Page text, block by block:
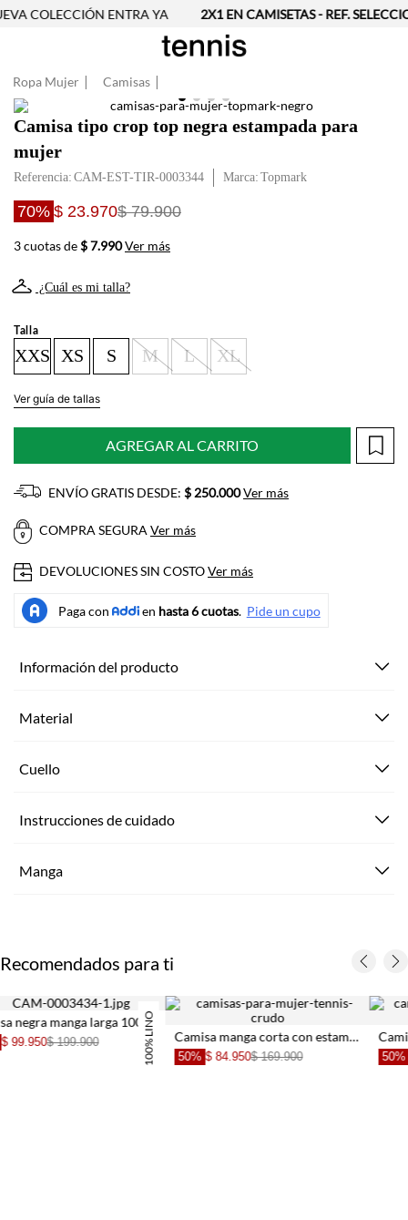
COLECCIÓN ENTRA YA 2X1 EN CAMISETAS - REF.
Ropa Mujer Camisas
Camisa tipo crop top negra estampada para
mujer
Referencia: CAM-EST-TIR-0003344 Topmark
70% $ 23.970$ 79.900
3 cuotas de$ 7.990Ver más
¿Cuál es mi talla?
Talla
XXS XS S M L XL
Ver guía de tallas
AGREGAR AL CARRITO
ENVÍO GRATIS DESDE: $ 250.000Ver más
COMPRA SEGURA Ver más
DEVOLUCIONES SIN COSTOVer más
Información del producto
Material
Cuello
Instrucciones de cuidado
Manga
Recomendados para ti
Camisa manga corta con estampado de peces para mujer Camisa manga larga holgada rosada para mujer
$ 64.950 $ 129.900
70% $ 29.970 $